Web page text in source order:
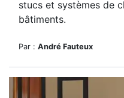
stucs et systèmes de
bâtiments.
Par : André Fauteux